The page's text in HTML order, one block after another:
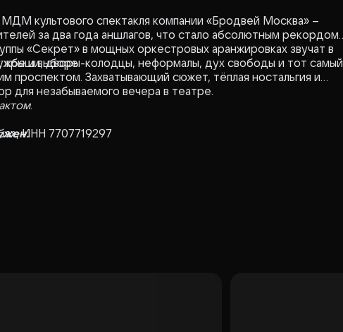
культового спектакля компании «Бродвей Москва» –
за два года аншлагов, что стало абсолютным рекордом
«Секрет» в мощных оркестровых аранжировках звучат в
и выборе.
крыши, дворы-колодцы, неформалы, дух свободы и тот самый
проспектом. Захватывающий сюжет, тёплая ностальгия и
для незабываемого вечера в театре.
.
ИНН 7707719297